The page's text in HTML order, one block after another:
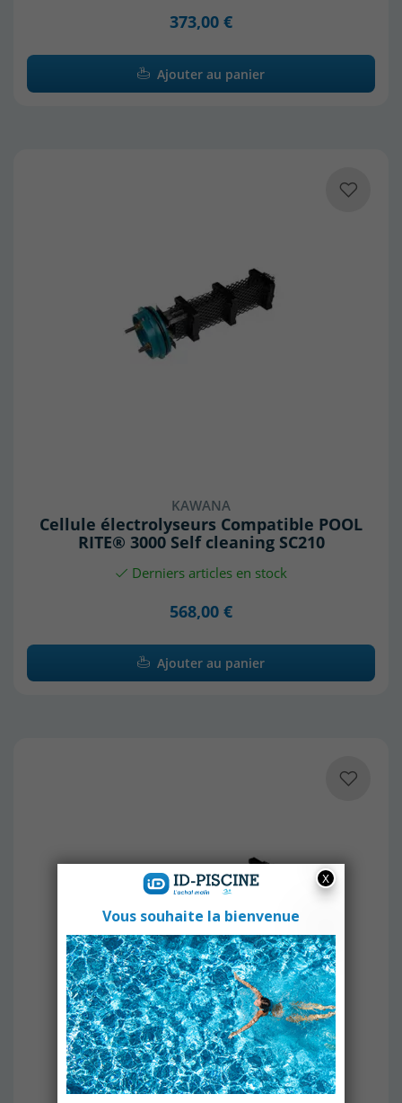
373,00 €
Ajouter au panier
KAWANA
Cellule électrolyseurs Compatible POOL
RITE® 3000 Self cleaning SC210
Derniers articles en stock
568,00 €
Ajouter au panier
KAWANA